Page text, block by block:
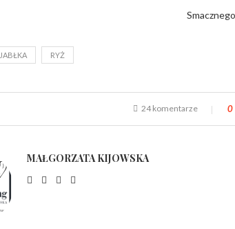
JABŁKA RYŻ
24 komentarze 0
MAŁGORZATA KIJOWSKA